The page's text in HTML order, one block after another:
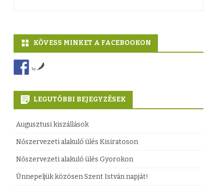
KÖVESS MINKET A FACEBOOKON
by
LEGUTÓBBI BEJEGYZÉSEK
Augusztusi kiszállások
Nőszervezeti alakuló ülés Kisiratoson
Nőszervezeti alakuló ülés Gyorokon
Ünnepeljük közösen Szent István napját!